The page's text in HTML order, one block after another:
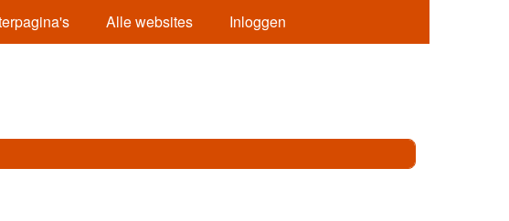
Alle websites Inloggen